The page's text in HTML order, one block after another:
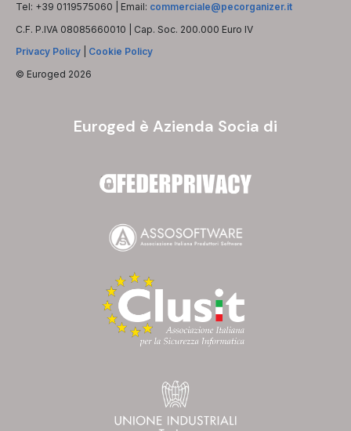
Tel: +39 0119575060 | Email: commerciale@pecorganizer.it
C.F. P.IVA 08085660010 | Cap. Soc. 200.000 Euro IV
Privacy Policy
Cookie Policy
© Euroged 2026
Euroged è Azienda Socia di